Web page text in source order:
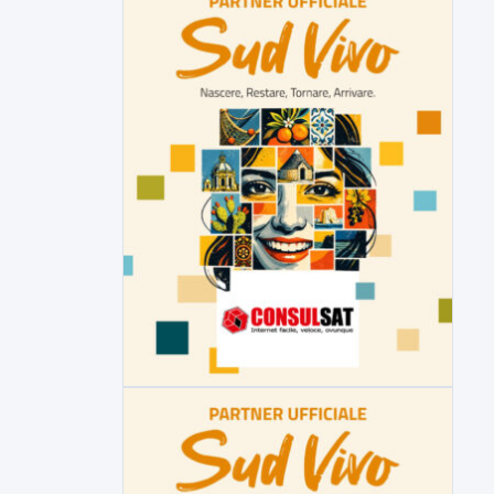
della prossima settimana l'incarico...